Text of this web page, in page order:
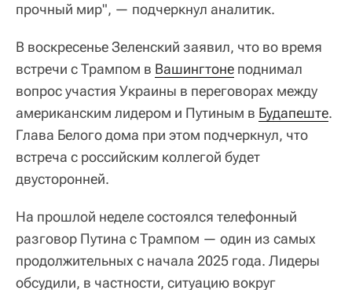
прочный мир", — подчеркнул аналитик.
В воскресенье Зеленский заявил, что во время
встречи с Трампом в Вашингтоне поднимал
вопрос участия Украины в переговорах между
американским лидером и Путиным в Будапеште.
Глава Белого дома при этом подчеркнул, что
встреча с российским коллегой будет
двусторонней.
На прошлой неделе состоялся телефонный
разговор Путина с Трампом — один из самых
продолжительных с начала 2025 года. Лидеры
обсудили, в частности, ситуацию вокруг